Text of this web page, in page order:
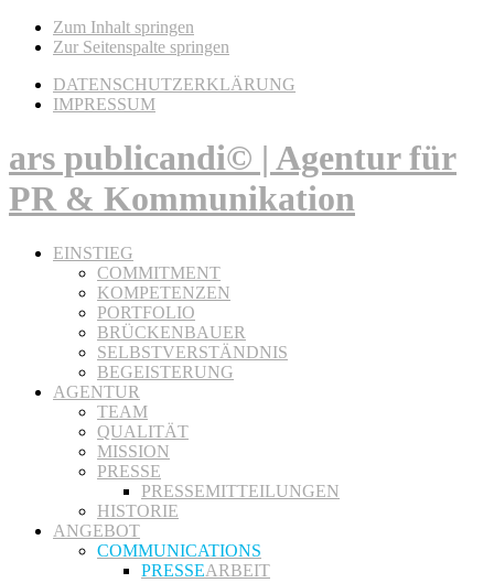
Zum Inhalt springen
Zur Seitenspalte springen
DATENSCHUTZERKLÄRUNG
IMPRESSUM
ars publicandi© | Agentur für
PR & Kommunikation
EINSTIEG
COMMITMENT
KOMPETENZEN
PORTFOLIO
BRÜCKENBAUER
SELBSTVERSTÄNDNIS
BEGEISTERUNG
AGENTUR
TEAM
QUALITÄT
MISSION
PRESSE
PRESSEMITTEILUNGEN
HISTORIE
ANGEBOT
COMMUNICATIONS
PRESSEARBEIT